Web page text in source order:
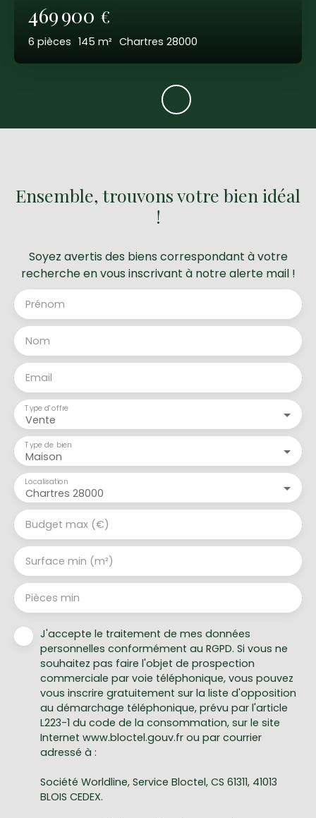
469 900 €
6 pièces 145 m² Chartres 28000
Ensemble, trouvons votre bien idéal
!
Soyez avertis des biens correspondant à votre
recherche en vous inscrivant à notre alerte mail !
Prénom
Nom
Email
Vente
Type d'offre
Maison
Type de bien
Chartres 28000
Localisation
Budget max (€)
Surface min (m²)
Pièces min
J'accepte le traitement de mes données
personnelles conformément au RGPD. Si vous ne
souhaitez pas faire l'objet de prospection
commerciale par voie téléphonique, vous pouvez
vous inscrire gratuitement sur la liste d'opposition
au démarchage téléphonique, prévu par l'article
L223-1 du code de la consommation, sur le site
Internet www.bloctel.gouv.fr ou par courrier
adressé à :
Société Worldline, Service Bloctel, CS 61311, 41013
BLOIS CEDEX.